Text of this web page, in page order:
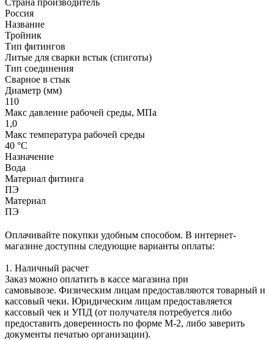
Россия
Название
Тройник
Тип фитингов
Литые для сварки встык (спиготы)
Тип соединения
Сварное в стык
Диаметр (мм)
110
Макс давление рабочей среды, МПа
1,0
Макс температура рабочей среды
40 °С
Назначение
Вода
Материал фитинга
ПЭ
Материал
ПЭ
Оплачивайте покупки удобным способом. В интернет-
магазине доступны следующие варианты оплаты:
1. Наличный расчет
Заказ можно оплатить в кассе магазина при
самовывозе. Физическим лицам предоставляются товарный и
кассовый чеки. Юридическим лицам предоставляется
кассовый чек и УПД (от получателя потребуется либо
предоставить доверенность по форме М-2, либо заверить
документы печатью организации).